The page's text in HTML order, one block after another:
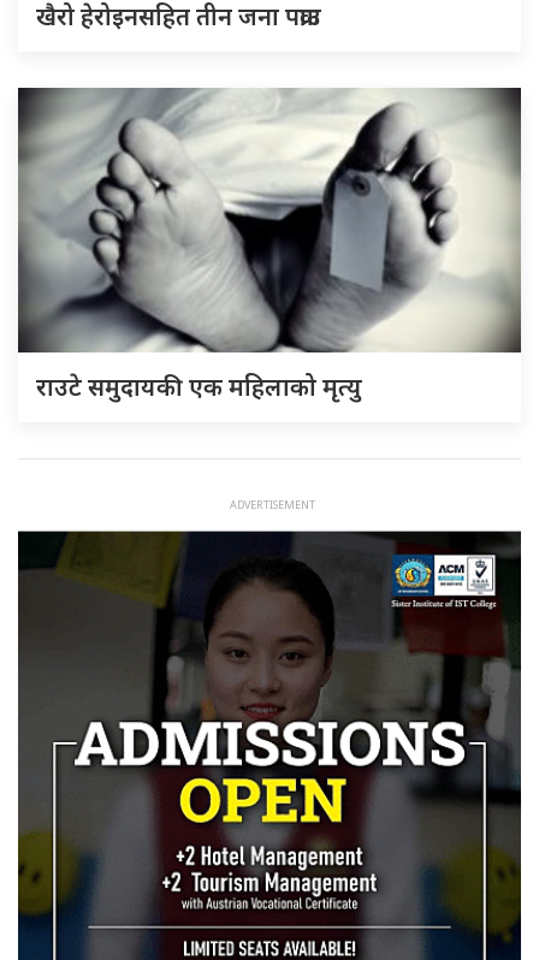
खैरो हेरोइनसहित तीन जना पक्राउ
राउटे समुदायकी एक महिलाको मृत्यु